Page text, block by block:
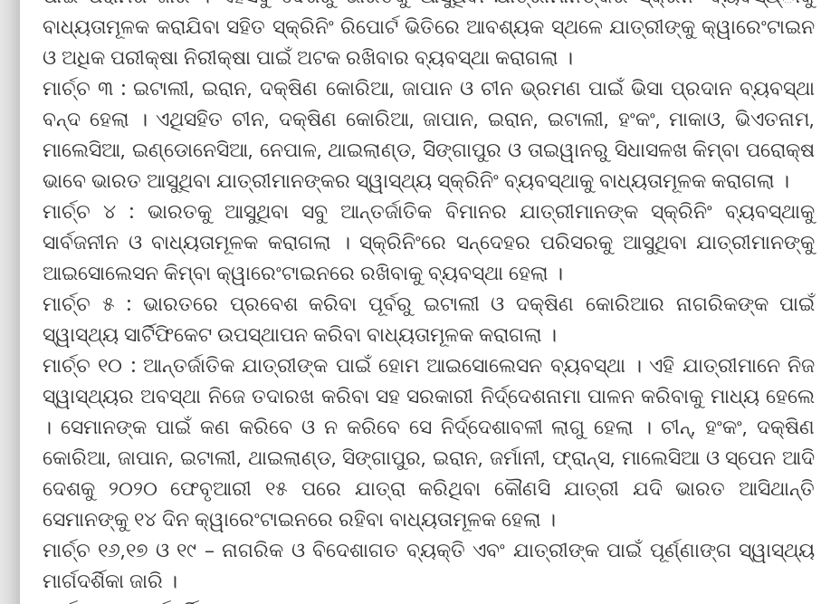
ବାଧ୍ୟତାମୂଳକ କରାଯିବା ସହିତ ସ୍କ୍ରିନିଂ ରିପୋର୍ଟ ଭିତିରେ ଆବଶ୍ୟକ ସ୍ଥଳେ ଯାତ୍ରୀଙ୍କୁ କ୍ୱାରେଂଟାଇନ
ଓ ଅଧିକ ପରୀକ୍ଷା ନିରୀକ୍ଷା ପାଇଁ ଅଟକ ରଖିବାର ବ୍ୟବସ୍ଥା କରାଗଲା ।
ମାର୍ଚ୍ଚ ୩ : ଇଟାଲୀ, ଇରାନ, ଦକ୍ଷିଣ କୋରିଆ, ଜାପାନ ଓ ଚୀନ ଭ୍ରମଣ ପାଇଁ ଭିସା ପ୍ରଦାନ ବ୍ୟବସ୍ଥା
ବନ୍ଦ ହେଲା । ଏଥିସହିତ ଚୀନ, ଦକ୍ଷିଣ କୋରିଆ, ଜାପାନ, ଇରାନ, ଇଟାଲୀ, ହଂକଂ, ମାକାଓ, ଭିଏତନାମ,
ମାଲେସିଆ, ଇଣ୍ଡୋନେସିଆ, ନେପାଳ, ଥାଇଲାଣ୍ଡ, ସିିଙ୍ଗାପୁର ଓ ତାଇୱାନରୁ ସିଧାସଳଖ କିମ୍ବା ପରୋକ୍ଷ
ଭାବେ ଭାରତ ଆସୁଥିବା ଯାତ୍ରୀମାନଙ୍କର ସ୍ୱାସ୍ଥ୍ୟ ସ୍କ୍ରିନିଂ ବ୍ୟବସ୍ଥାକୁ ବାଧ୍ୟତାମୂଳକ କରାଗଲା ।
ମାର୍ଚ୍ଚ ୪ : ଭାରତକୁ ଆସୁଥିବା ସବୁ ଆନ୍ତର୍ଜାତିକ ବିମାନର ଯାତ୍ରୀମାନଙ୍କ ସ୍କ୍ରିନିଂ ବ୍ୟବସ୍ଥାକୁ
ସାର୍ବଜନୀନ ଓ ବାଧ୍ୟତାମୂଳକ କରାଗଲା । ସ୍କ୍ରିନିଂରେ ସନ୍ଦେହର ପରିସରକୁ ଆସୁଥିବା ଯାତ୍ରୀମାନଙ୍କୁ
ଆଇସୋଲେସନ କିମ୍ବା କ୍ୱାରେଂଟାଇନରେ ରଖିବାକୁ ବ୍ୟବସ୍ଥା ହେଲା ।
ମାର୍ଚ୍ଚ ୫ : ଭାରତରେ ପ୍ରବେଶ କରିବା ପୂର୍ବରୁ ଇଟାଲୀ ଓ ଦକ୍ଷିଣ କୋରିଆର ନାଗରିକଙ୍କ ପାଇଁ
ସ୍ୱାସ୍ଥ୍ୟ ସାର୍ଟିଫିକେଟ ଉପସ୍ଥାପନ କରିବା ବାଧ୍ୟତାମୂଳକ କରାଗଲା ।
ମାର୍ଚ୍ଚ ୧୦ : ଆନ୍ତର୍ଜାତିକ ଯାତ୍ରୀଙ୍କ ପାଇଁ ହୋମ ଆଇସୋଲେସନ ବ୍ୟବସ୍ଥା । ଏହି ଯାତ୍ରୀମାନେ ନିଜ
ସ୍ୱାସ୍ଥ୍ୟର ଅବସ୍ଥା ନିଜେ ତଦାରଖ କରିବା ସହ ସରକାରୀ ନିର୍ଦ୍ଦେଶନାମା ପାଳନ କରିବାକୁ ମାଧ୍ୟ ହେଲେ
। ସେମାନଙ୍କ ପାଇଁ କଣ କରିବେ ଓ ନ କରିବେ ସେ ନିର୍ଦ୍ଦେଶାବଳୀ ଲାଗୁ ହେଲା । ଚୀନ୍‌, ହଂକଂ, ଦକ୍ଷିଣ
କୋରିଆ, ଜାପାନ, ଇଟାଲୀ, ଥାଇଲାଣ୍ଡ, ସିଙ୍ଗାପୁର, ଇରାନ, ଜର୍ମାନୀ, ଫ୍ରାନ୍ସ, ମାଲେସିଆ ଓ ସ୍ପେନ ଆଦି
ଦେଶକୁ ୨୦୨୦ ଫେବୃଆରୀ ୧୫ ପରେ ଯାତ୍ରା କରିଥିବା କୌଣସି ଯାତ୍ରୀ ଯଦି ଭାରତ ଆସିଥାନ୍ତି
ସେମାନଙ୍‌କୁ ୧୪ ଦିନ କ୍ୱାରେଂଟାଇନରେ ରହିବା ବାଧ୍ୟତାମୂଳକ ହେଲା ।
ମାର୍ଚ୍ଚ ୧୬,୧୭ ଓ ୧୯ – ନାଗରିକ ଓ ବିଦେଶାଗତ ବ୍ୟକ୍ତି ଏବଂ ଯାତ୍ରୀଙ୍କ ପାଇଁ ପୂର୍ଣ୍ଣାଙ୍ଗ ସ୍ୱାସ୍ଥ୍ୟ
ମାର୍ଗଦର୍ଶିକା ଜାରି ।